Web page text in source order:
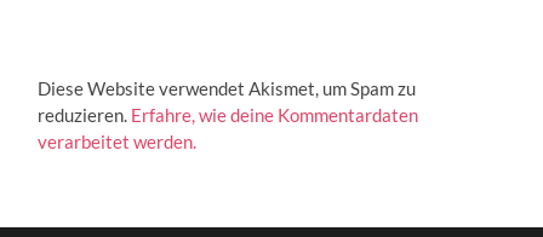
Diese Website verwendet Akismet, um Spam zu
reduzieren. Erfahre, wie deine Kommentardaten
verarbeitet werden.